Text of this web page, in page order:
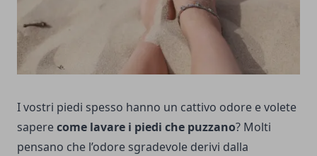
I vostri piedi spesso hanno un cattivo odore e volete
saperecome lavare i piedi che puzzano? Molti
pensano che l’odore sgradevole derivi dalla